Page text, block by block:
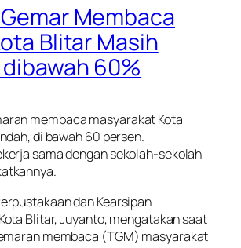
Membaca
Blitar Masih
60%
membaca masyarakat Kota
di bawah 60 persen.
sama dengan sekolah-sekolah
dan Kearsipan
Blitar, Juyanto, mengatakan saat
membaca (TGM) masyarakat